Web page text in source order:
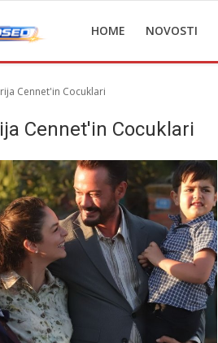
HOME NOVOSTI
Cennet'in Cocuklari
Cennet'in Cocuklari